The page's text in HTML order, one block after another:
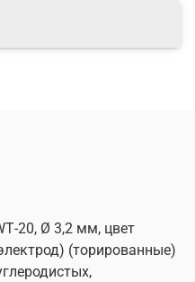
20, Ø 3,2 мм, цвет
(торированные)